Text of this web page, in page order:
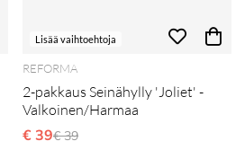
Lisää vaihtoehtoja
REFORMA
2-pakkaus Seinähylly 'Joliet' -
Valkoinen/Harmaa
€ 39Normaali hinta
€ 39